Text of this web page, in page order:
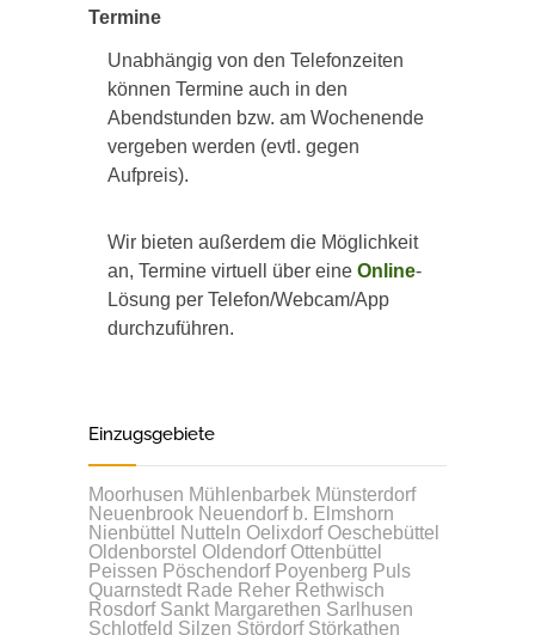
Termine
Unabhängig von den Telefonzeiten
können Termine auch in den
Abendstunden bzw. am Wochenende
vergeben werden (evtl. gegen
Aufpreis).
Wir bieten außerdem die Möglichkeit
an, Termine virtuell über eine Online-
Lösung per Telefon/Webcam/App
durchzuführen.
Einzugsgebiete
Moorhusen Mühlenbarbek Münsterdorf
Neuenbrook Neuendorf b. Elmshorn
Nienbüttel
Nutteln Oelixdorf Oeschebüttel
Oldenborstel Oldendorf Ottenbüttel
Peissen Pöschendorf Poyenberg Puls
Quarnstedt Rade Reher Rethwisch
Rosdorf Sankt Margarethen Sarlhusen
Schlotfeld Silzen Stördorf Störkathen